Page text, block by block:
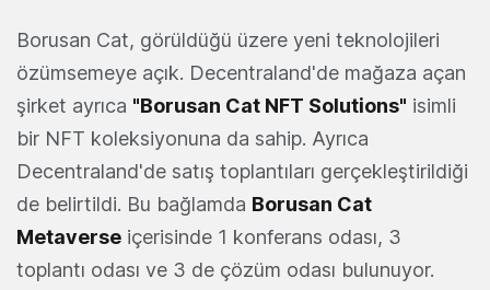
Borusan Cat, görüldüğü üzere yeni teknolojileri
özümsemeye açık. Decentraland'de mağaza açan
şirket ayrıca "Borusan Cat NFT Solutions" isimli
bir NFT koleksiyonuna da sahip. Ayrıca
Decentraland'de satış toplantıları gerçekleştirildiği
de belirtildi. Bu bağlamda Borusan Cat
Metaverse içerisinde 1 konferans odası, 3
toplantı odası ve 3 de çözüm odası bulunuyor.